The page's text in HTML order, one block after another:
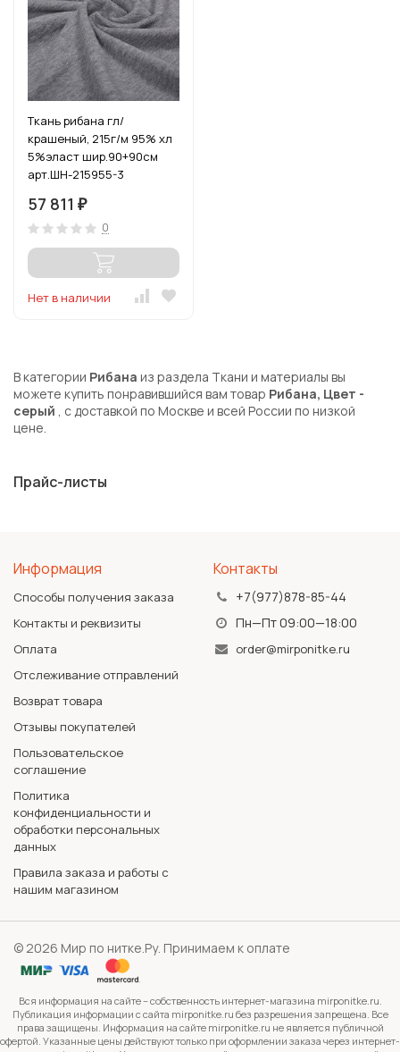
Ткань рибана гл/
крашеный, 215г/м 95% хл
5%эласт шир.90+90см
арт.ШН-215955-3
57 811 ₽
0
Нет в наличии
В категории Рибана из раздела Ткани и материалы вы
можете купить понравившийся вам товар Рибана, Цвет -
серый , с доставкой по Москве и всей России по низкой
цене.
Прайс-листы
Информация
Способы получения заказа
Контакты и реквизиты
Оплата
Отслеживание отправлений
Возврат товара
Отзывы покупателей
Пользовательское
соглашение
Политика
конфиденциальности и
обработки персональных
данных
Правила заказа и работы с
нашим магазином
Контакты
+7(977)878-85-44
Пн—Пт 09:00—18:00
order@mirponitke.ru
© 2026 Мир по нитке.Ру. Принимаем к оплате
Вся информация на сайте – собственность интернет-магазина mirponitke.ru.
Публикация информации с сайта mirponitke.ru без разрешения запрещена. Все
права защищены. Информация на сайте mirponitke.ru не является публичной
офертой. Указанные цены действуют только при оформлении заказа через интернет-